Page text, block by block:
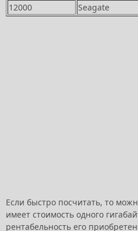
12000
Seagate
Если быстро посчитать, то
имеет стоимость одного
рентабельность его